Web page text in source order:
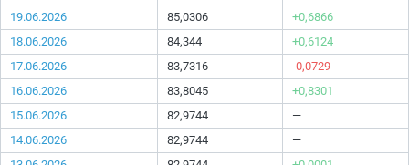
19.06.2026
85,0306
+0,6866
18.06.2026
84,344
+0,6124
17.06.2026
83,7316
-0,0729
16.06.2026
83,8045
+0,8301
15.06.2026
82,9744
—
14.06.2026
82,9744
—